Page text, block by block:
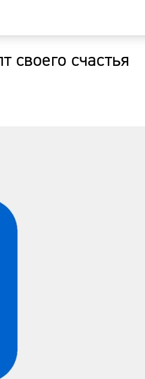
счастья
Курсы валют